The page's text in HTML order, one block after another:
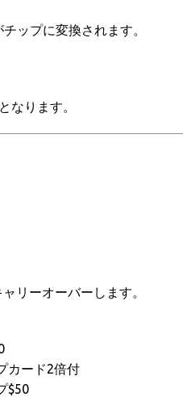
ップに変換されます。
なります。
リーオーバーします。
カード2倍付
$50